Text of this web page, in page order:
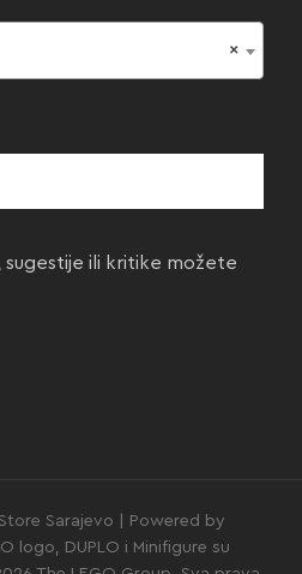
×
ili kritike možete
Sarajevo | Powered by
logo, DUPLO i Minifigure su